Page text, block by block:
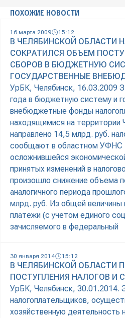
ПОХОЖИЕ НОВОСТИ
16 марта 2009 15:12
В ЧЕЛЯБИНСКОЙ ОБЛАСТИ
СОКРАТИЛСЯ ОБЪЕМ
СБОРОВ В БЮДЖЕТНУЮ
ГОСУДАРСТВЕННЫЕ
УрБК, Челябинск, 16.03.2009
года в бюджетную систему и
внебюджетные фонды
находящимися на территории
направлено 14,5 млрд. руб.
сообщают в областном УФНС
осложнившейся
принятых изменений в
произошло снижение объема
аналогичного периода
млрд. руб. Из общей величины
платежи (с учетом единого
зачисляемого в федеральный
30 января 2014 15:12
В ЧЕЛЯБИНСКОЙ ОБЛАСТИ
ПОСТУПЛЕНИЯ НАЛОГОВ И
УрБК, Челябинск, 30.01.2014.
налогоплательщиков,
хозяйственную деятельность